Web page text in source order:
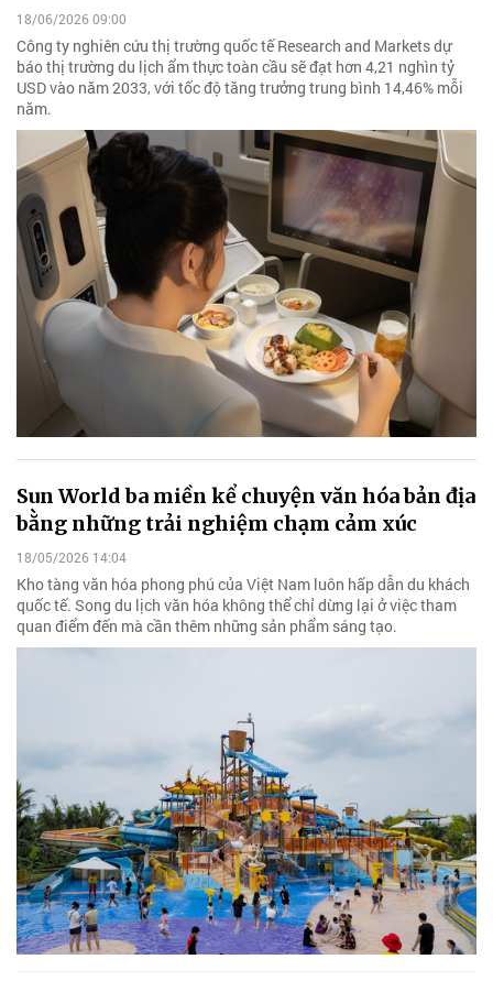
18/06/2026 09:00
Công ty nghiên cứu thị trường quốc tế Research and Markets dự
báo thị trường du lịch ẩm thực toàn cầu sẽ đạt hơn 4,21 nghìn tỷ
USD vào năm 2033, với tốc độ tăng trưởng trung bình 14,46% mỗi
năm.
Sun World ba miền kể chuyện văn hóa bản địa
bằng những trải nghiệm chạm cảm xúc
18/05/2026 14:04
Kho tàng văn hóa phong phú của Việt Nam luôn hấp dẫn du khách
quốc tế. Song du lịch văn hóa không thể chỉ dừng lại ở việc tham
quan điểm đến mà cần thêm những sản phẩm sáng tạo.